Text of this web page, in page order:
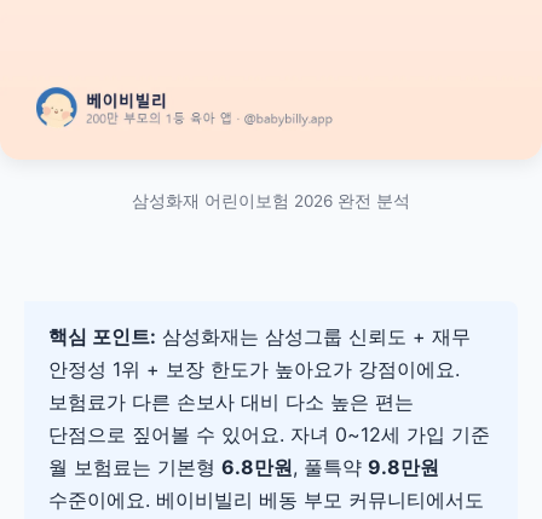
삼성화재 어린이보험 2026 완전 분석
핵심 포인트: 삼성화재는 삼성그룹 신뢰도 + 재무
안정성 1위 + 보장 한도가 높아요가 강점이에요.
보험료가 다른 손보사 대비 다소 높은 편는
단점으로 짚어볼 수 있어요. 자녀 0~12세 가입 기준
월 보험료는 기본형 6.8만원, 풀특약 9.8만원
수준이에요. 베이비빌리 베동 부모 커뮤니티에서도